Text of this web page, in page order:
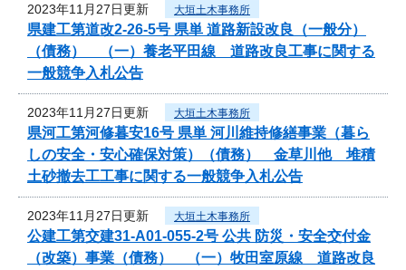
2023年11月27日更新 大垣土木事務所
県建工第道改2-26-5号 県単 道路新設改良（一般分）
（債務） （一）養老平田線 道路改良工事に関する
一般競争入札公告
2023年11月27日更新 大垣土木事務所
県河工第河修暮安16号 県単 河川維持修繕事業（暮ら
しの安全・安心確保対策）（債務） 金草川他 堆積
土砂撤去工工事に関する一般競争入札公告
2023年11月27日更新 大垣土木事務所
公建工第交建31-A01-055-2号 公共 防災・安全交付金
（改築）事業（債務） （一）牧田室原線 道路改良